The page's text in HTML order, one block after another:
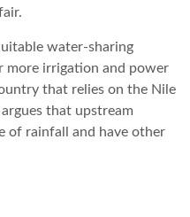
water-sharing
more irrigation and power
that relies on the Nile
that upstream
of rainfall and have other